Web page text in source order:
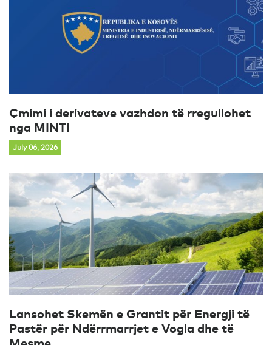
Çmimi i derivateve vazhdon të rregullohet
nga MINTI
July 06, 2026
Lansohet Skemën e Grantit për Energji të
Pastër për Ndërrmarrjet e Vogla dhe të